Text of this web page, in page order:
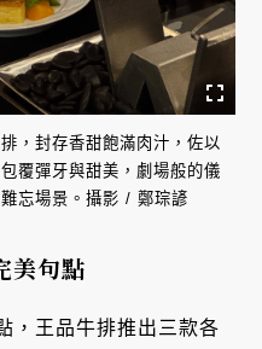
，封存香甜飽滿肉汁，佐以
覆彈牙與甜美，劇場般的儀
忘場景。攝影 / 鄭琮諺
美句點
，王品牛排推出三款各